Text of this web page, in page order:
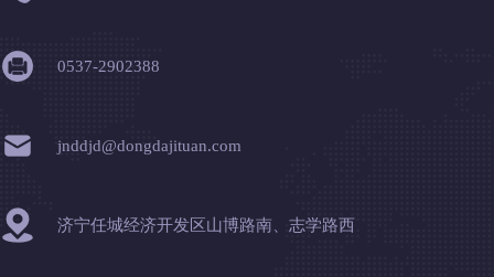
0537-2902388
jnddjd@dongdajituan.com
济宁任城经济开发区山博路南、志学路西